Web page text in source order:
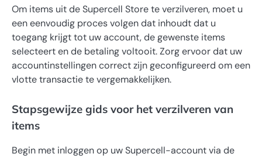
Om items uit de Supercell Store te verzilveren, moet u
een eenvoudig proces volgen dat inhoudt dat u
toegang krijgt tot uw account, de gewenste items
selecteert en de betaling voltooit. Zorg ervoor dat uw
accountinstellingen correct zijn geconfigureerd om een
vlotte transactie te vergemakkelijken.
Stapsgewijze gids voor het verzilveren van
items
Begin met inloggen op uw Supercell-account via de